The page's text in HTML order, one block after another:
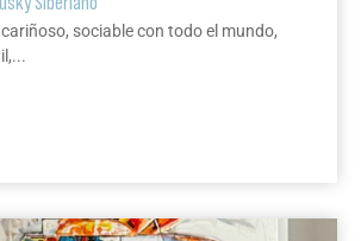
sociable con todo el mundo,